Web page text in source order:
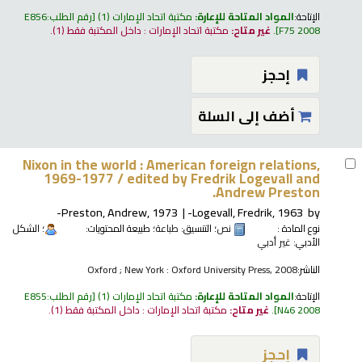
الإتاحة:المواد المتاحة للإعارة: مكتبة اتحاد الإمارات (1) رقم الطلب:E856
F75 2008
.غير متاح: مكتبة اتحاد الإمارات : داخل المكتبة فقط(1).
إحجز
أضف إلى السلة
Nixon in the world : American foreign relations,
1969-1977 /edited by Fredrik Logevall and
Andrew Preston.
by
Logevall, Fredrik, 1963-
Preston, Andrew, 1973-
نوع المادة : نص؛ التنسيق: طباعة؛ طبيعة المحتويات: ؛ الشكل
الأدبي: غير أدبي
الناشر:Oxford ; New York : Oxford University Press, 2008
الإتاحة:المواد المتاحة للإعارة: مكتبة اتحاد الإمارات (1) رقم الطلب:E855
N46 2008
.غير متاح: مكتبة اتحاد الإمارات : داخل المكتبة فقط(1).
إحجز